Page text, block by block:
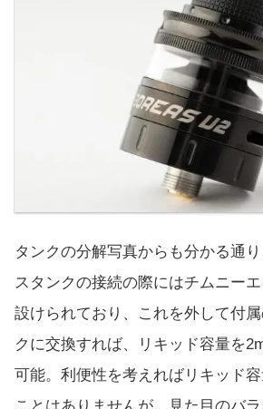
タンクの分解写真からも分かる通
スタンクの接続の際にはチムニー
設けられており、これを外して付
クに交換すれば、リキッド容量を
可能。利便性を考えればリキッド